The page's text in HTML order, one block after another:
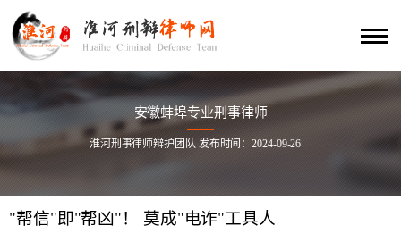
安徽蚌埠专业刑事律师
淮河刑事律师辩护团队 发布时间：2024-09-26
"帮信"即"帮凶"！ 莫成"电诈"工具人